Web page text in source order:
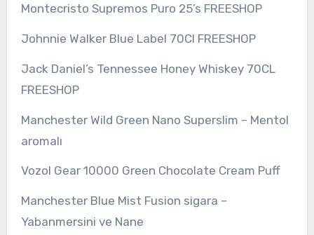
Montecristo Supremos Puro 25’s FREESHOP
Johnnie Walker Blue Label 70Cl FREESHOP
Jack Daniel’s Tennessee Honey Whiskey 70CL
FREESHOP
Manchester Wild Green Nano Superslim – Mentol
aromalı
Vozol Gear 10000 Green Chocolate Cream Puff
Manchester Blue Mist Fusion sigara –
Yabanmersini ve Nane